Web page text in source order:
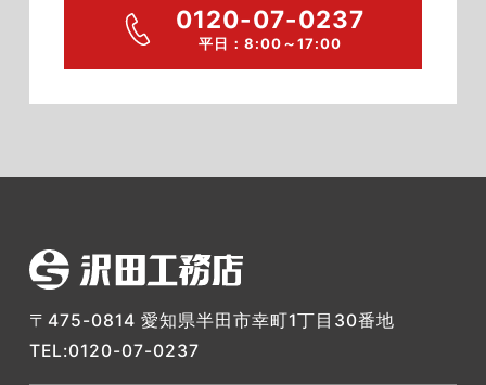
0120-07-0237
平日：8:00～17:00
〒475-0814 愛知県半田市幸町1丁目30番地
TEL:0120-07-0237